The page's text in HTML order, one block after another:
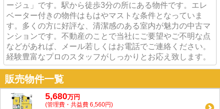
ージュ」です。駅から徒歩3分の所にある物件です。エレ
ベーター付きの物件はもはやマストな条件となっていま
す。多くの方に好評な、清潔感のある室内が魅力の中古マ
ンションです。不動産のことで当社にご要望やご不明な点
などがあれば、メール若しくはお電話でご連絡ください。
経験豊富なプロのスタッフがしっかりとお応え致します。
販売物件一覧
5,680万円
(管理費・共益費 6,560円)